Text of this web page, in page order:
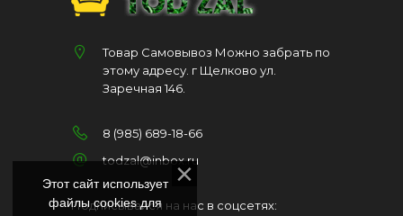
Товар Самовывоз Можно забрать по
этому адресу. г Щелково ул.
Заречная 146.
8 (985) 689-18-66
todzal@inbox.ru
Подписывайся на нас в соцсетях:
Этот сайт использует
файлы cookies для